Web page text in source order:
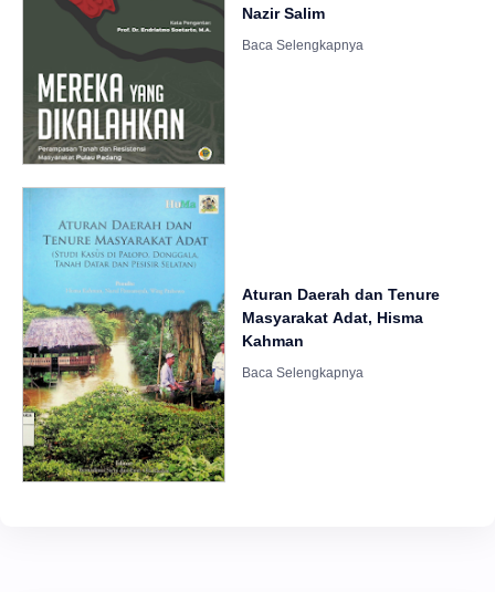
Nazir Salim
Aturan Daerah dan Tenure
Masyarakat Adat, Hisma
Kahman